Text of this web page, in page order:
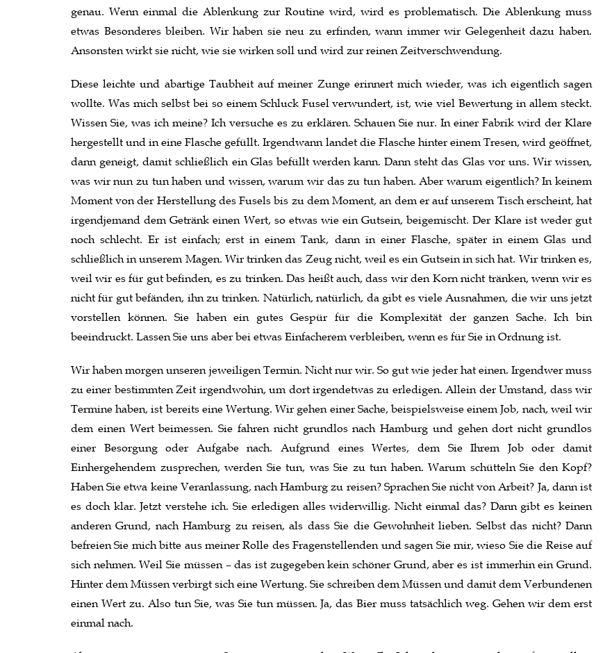
genau. Wenn einmal die Ablenkung zur Routine wird, wird es problematisch. Die Ablenkung muss
etwas Besonderes bleiben. Wir haben sie neu zu erfinden, wann immer wir Gelegenheit dazu haben.
Ansonsten wirkt sie nicht, wie sie wirken soll und wird zur reinen Zeitverschwendung.
Diese leichte und abartige Taubheit auf meiner Zunge erinnert mich wieder, was ich eigentlich sagen
wollte. Was mich selbst bei so einem Schluck Fusel verwundert, ist, wie viel Bewertung in allem steckt.
Wissen Sie, was ich meine? Ich versuche es zu erklären. Schauen Sie nur. In einer Fabrik wird der Klare
hergestellt und in eine Flasche gefüllt. Irgendwann landet die Flasche hinter einem Tresen, wird geöffnet,
dann geneigt, damit schließlich ein Glas befüllt werden kann. Dann steht das Glas vor uns. Wir wissen,
was wir nun zu tun haben und wissen, warum wir das zu tun haben. Aber warum eigentlich? In keinem
Moment von der Herstellung des Fusels bis zu dem Moment, an dem er auf unserem Tisch erscheint, hat
irgendjemand dem Getränk einen Wert, so etwas wie ein Gutsein, beigemischt. Der Klare ist weder gut
noch schlecht. Er ist einfach; erst in einem Tank, dann in einer Flasche, später in einem Glas und
schließlich in unserem Magen. Wir trinken das Zeug nicht, weil es ein Gutsein in sich hat. Wir trinken es,
weil wir es für gut befinden, es zu trinken. Das heißt auch, dass wir den Korn nicht tränken, wenn wir es
nicht für gut befänden, ihn zu trinken. Natürlich, natürlich, da gibt es viele Ausnahmen, die wir uns jetzt
vorstellen können. Sie haben ein gutes Gespür für die Komplexität der ganzen Sache. Ich bin
beeindruckt. Lassen Sie uns aber bei etwas Einfacherem verbleiben, wenn es für Sie in Ordnung ist.
Wir haben morgen unseren jeweiligen Termin. Nicht nur wir. So gut wie jeder hat einen. Irgendwer muss
zu einer bestimmten Zeit irgendwohin, um dort irgendetwas zu erledigen. Allein der Umstand, dass wir
Termine haben, ist bereits eine Wertung. Wir gehen einer Sache, beispielsweise einem Job, nach, weil wir
dem einen Wert beimessen. Sie fahren nicht grundlos nach Hamburg und gehen dort nicht grundlos
einer Besorgung oder Aufgabe nach. Aufgrund eines Wertes, dem Sie Ihrem Job oder damit
Einhergehendem zusprechen, werden Sie tun, was Sie zu tun haben. Warum schütteln Sie den Kopf?
Haben Sie etwa keine Veranlassung, nach Hamburg zu reisen? Sprachen Sie nicht von Arbeit? Ja, dann ist
es doch klar. Jetzt verstehe ich. Sie erledigen alles widerwillig. Nicht einmal das? Dann gibt es keinen
anderen Grund, nach Hamburg zu reisen, als dass Sie die Gewohnheit lieben. Selbst das nicht? Dann
befreien Sie mich bitte aus meiner Rolle des Fragenstellenden und sagen Sie mir, wieso Sie die Reise auf
sich nehmen. Weil Sie müssen – das ist zugegeben kein schöner Grund, aber es ist immerhin ein Grund.
Hinter dem Müssen verbirgt sich eine Wertung. Sie schreiben dem Müssen und damit dem Verbundenen
einen Wert zu. Also tun Sie, was Sie tun müssen. Ja, das Bier muss tatsächlich weg. Gehen wir dem erst
einmal nach.